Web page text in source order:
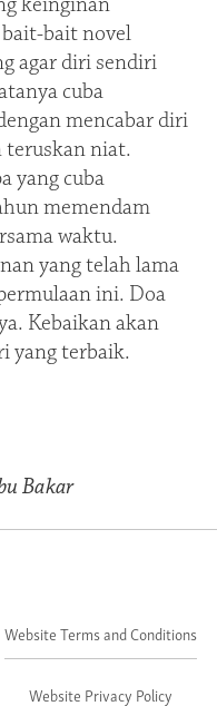
bait novel
agar diri sendiri
cuba
mencabar diri
niat.
yang cuba
memendam
waktu.
yang telah lama
ini. Doa
Kebaikan akan
yang terbaik.
Bakar
Website Terms and Conditions
Website Privacy Policy